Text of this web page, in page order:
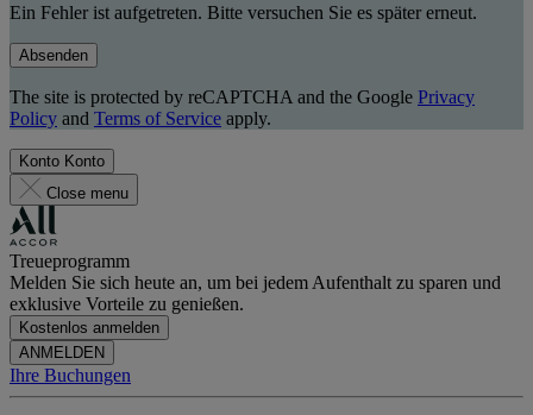
Ein Fehler ist aufgetreten. Bitte versuchen Sie es später erneut.
Absenden
The site is protected by reCAPTCHA and the Google Privacy
Policy and Terms of Service apply.
Konto Konto
Close menu
Treueprogramm
Melden Sie sich heute an, um bei jedem Aufenthalt zu sparen und
exklusive Vorteile zu genießen.
Kostenlos anmelden
ANMELDEN
Ihre Buchungen